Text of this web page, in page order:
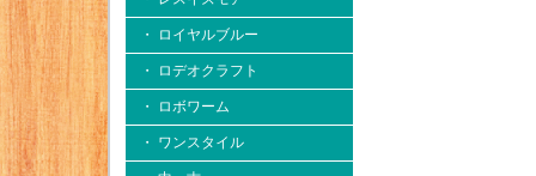
・ ロイヤルブルー
・ ロデオクラフト
・ ロボワーム
・ ワンスタイル